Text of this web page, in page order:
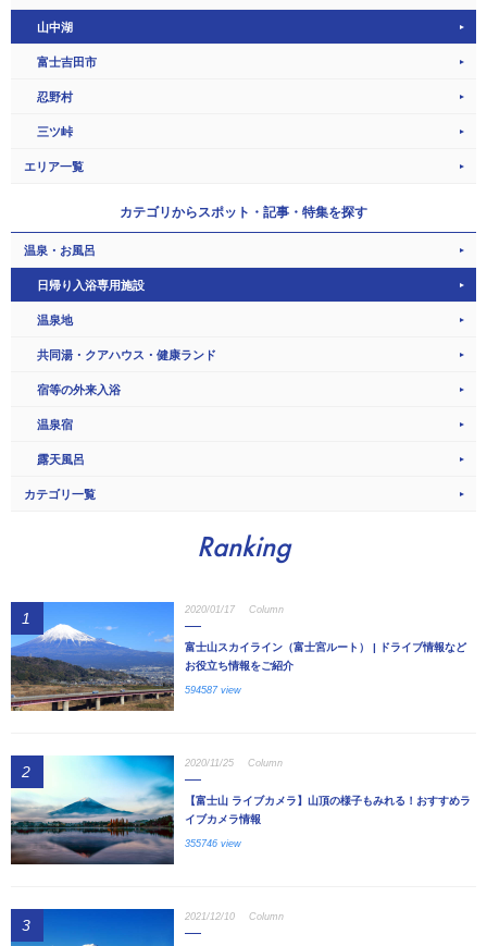
山中湖
富士吉田市
忍野村
三ツ峠
エリア一覧
カテゴリからスポット・記事・特集を探す
温泉・お風呂
日帰り入浴専用施設
温泉地
共同湯・クアハウス・健康ランド
宿等の外来入浴
温泉宿
露天風呂
カテゴリ一覧
Ranking
1 2020/01/17 Column
富士山スカイライン（富士宮ルート） | ドライブ情報など
お役立ち情報をご紹介
594587 view
2 2020/11/25 Column
【富士山 ライブカメラ】山頂の様子もみれる！おすすめラ
イブカメラ情報
355746 view
3 2021/12/10 Column